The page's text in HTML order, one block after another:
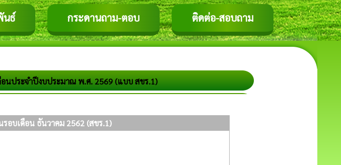
นธ์ กระดานถาม-ตอบ ติดต่อ-สอบถาม
อนประจำปีงบประมาณ พ.ศ. 2569 (แบบ สขร.1)
รอบเดือน ธันวาคม 2562 (สขร.1)